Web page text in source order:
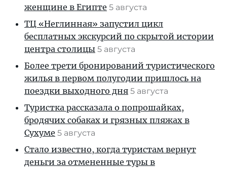
женщине в Египте 5 августа
ТЦ «Неглинная» запустил цикл
бесплатных экскурсий по скрытой истории
центра столицы 5 августа
Более трети бронирований туристического
жилья в первом полугодии пришлось на
поездки выходного дня 5 августа
Туристка рассказала о попрошайках,
бродячих собаках и грязных пляжах в
Сухуме 5 августа
Стало известно, когда туристам вернут
деньги за отмененные туры в